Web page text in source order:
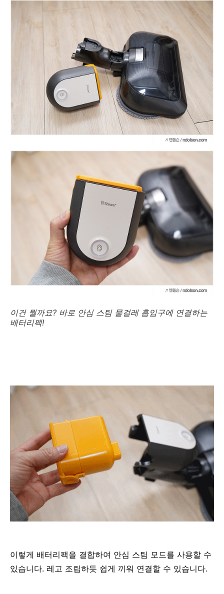
이건 뭘까요? 바로 안심 스팀 물걸레 흡입구에 연결하는
배터리팩!
이렇게 배터리팩을 결합하여 안심 스팀 모드를 사용할 수
있습니다. 레고 조립하듯 쉽게 끼워 연결할 수 있습니다.